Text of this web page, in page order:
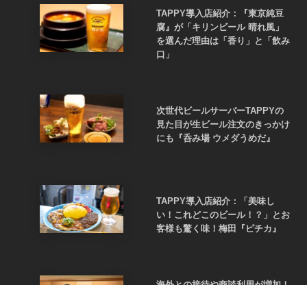
TAPPY導入店紹介：『東京純豆
腐』が「キリンビール 晴れ風」
を選んだ理由は「香り」と「飲み
口」
次世代ビールサーバーTAPPYの
見た目が生ビール注文のきっかけ
にも『呑み場 ウメダうめだ』
TAPPY導入店紹介：「美味し
い！これどこのビール！？」とお
客様も驚く味！梅田『ピチカ』